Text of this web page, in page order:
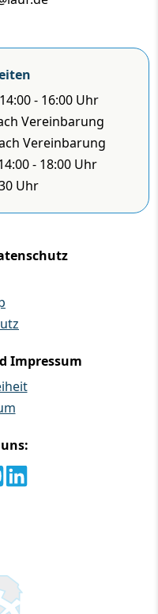
- 16:00 Uhr
Vereinbarung
Vereinbarung
- 18:00 Uhr
Uhr
Impressum